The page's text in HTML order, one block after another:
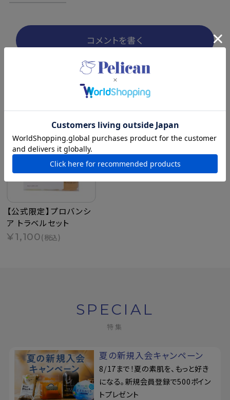
コメントを書く
最近チェックした商品
【公式限定】プロバンシ
ア トラベルセット
¥1,100(税込)
SPECIAL
特集
夏の新規入会キャンペーン
8/17まで！夏の素肌を、もっと好き
になる。新規会員登録で500ポイン
トプレゼント